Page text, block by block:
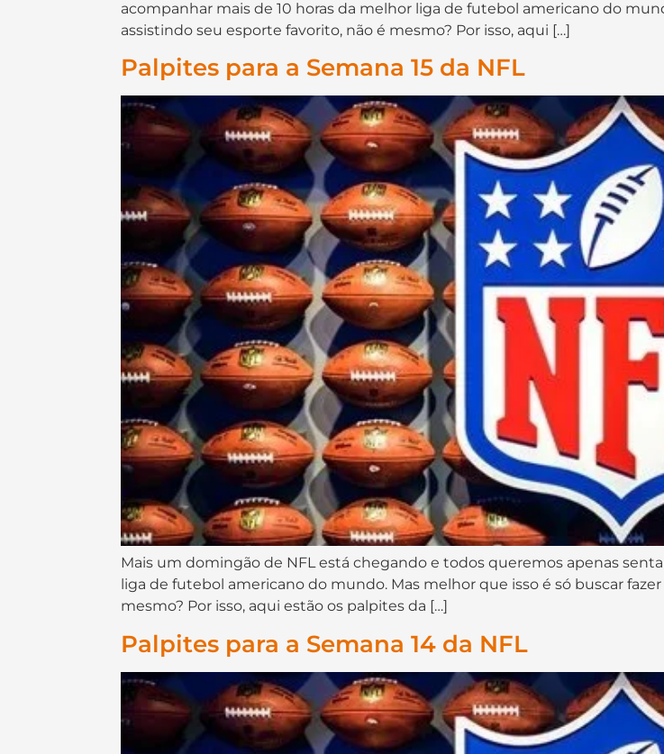
acompanhar mais de 10 horas da melhor liga de futebol americano do
assistindo seu esporte favorito, não é mesmo? Por isso, aqui […]
Palpites para a Semana 15 da NFL
Mais um domingão de NFL está chegando e todos queremos apenas
liga de futebol americano do mundo. Mas melhor que isso é só buscar
mesmo? Por isso, aqui estão os palpites da […]
Palpites para a Semana 14 da NFL